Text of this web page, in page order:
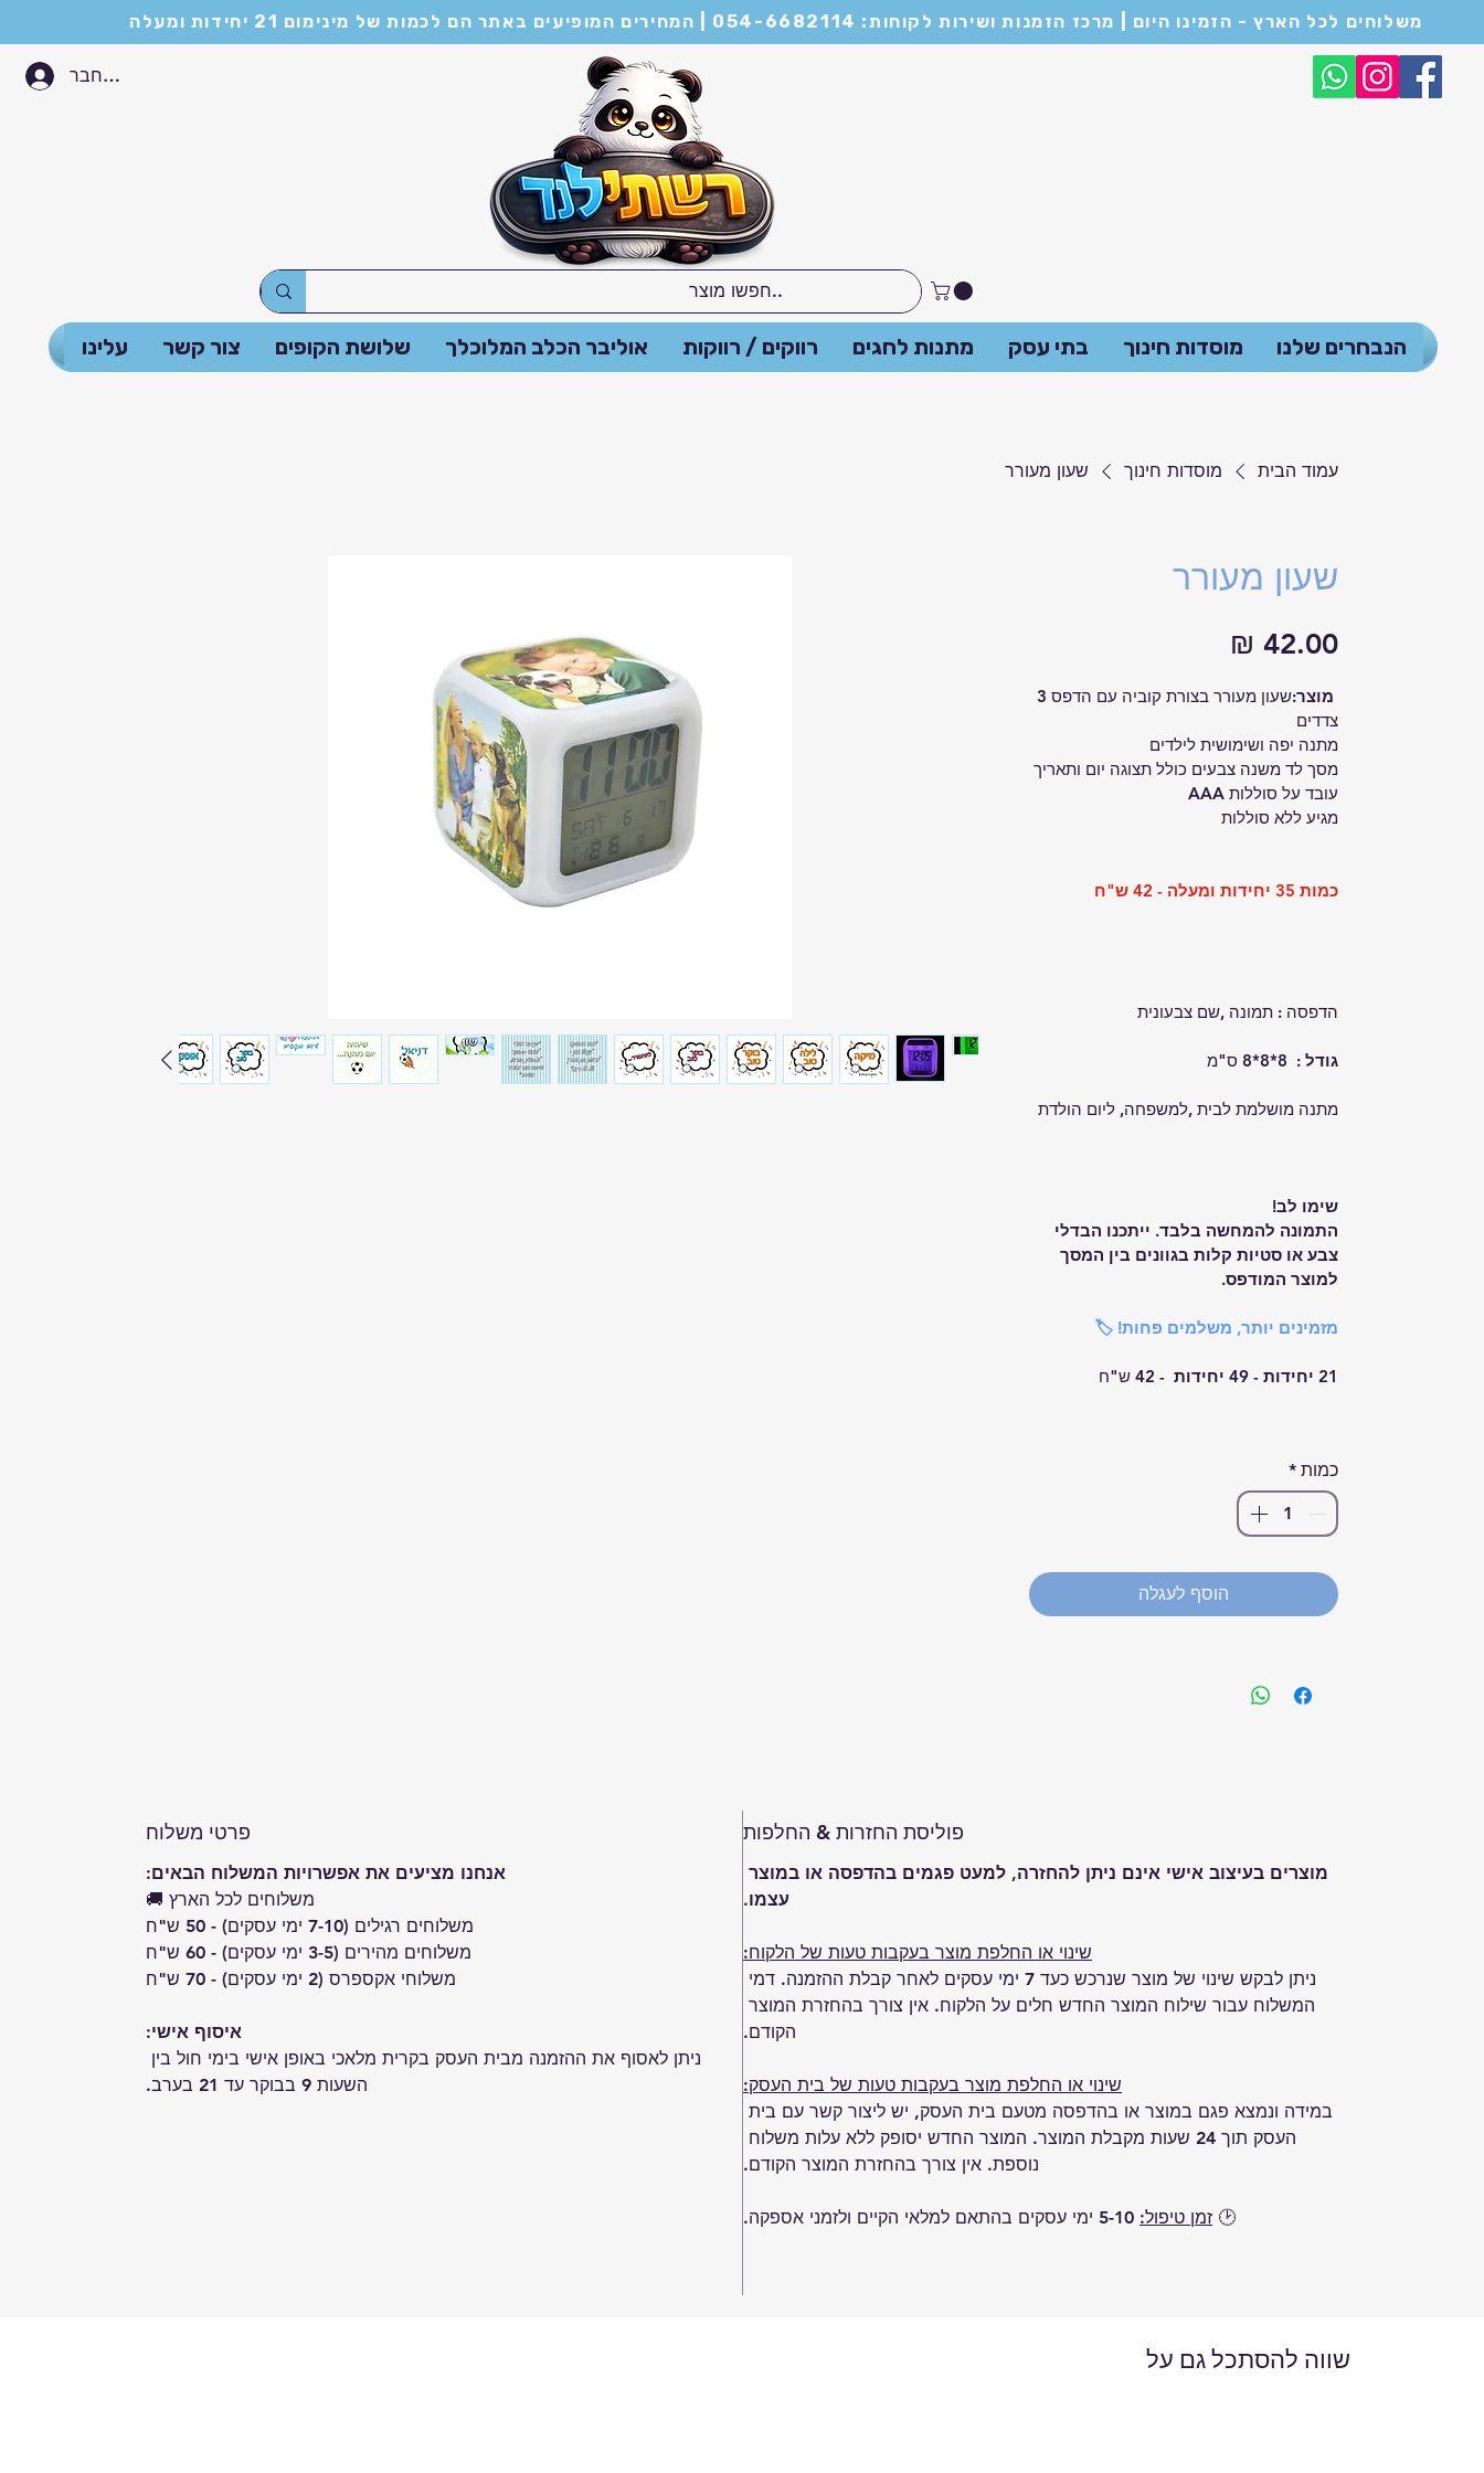
משלוחים לכל הארץ - הזמינו היום | מרכז הזמנות ושירות לקוחות: 054-6682114 | המחירים המופיעים באתר הם לכמות של מינימום 21 יחידות ומעלה
התחבר
הנבחרים שלנו מוסדות חינוך בתי עסק מתנות לחגים רווקים / רווקות אוליבר הכלב המלוכלך שלושת הקופים צור קשר עלינו
עמוד הבית מוסדות חינוך שעון מעורר
שעון מעורר
מוצר:
צדדים
מתנה יפה ושימושית לילדים
מסך לד משנה צבעים כולל תצוגה יום ותאריך
עובד על סוללות AAA
מגיע ללא סוללות
כמות 35 יחידות ומעלה - 42 ש"ח
הדפסה : תמונה ,שם צבעונית
גודל :
מתנה מושלמת לבית ,למשפחה, ליום הולדת
שימו לב!
התמונה להמחשה בלבד. ייתכנו הבדלי
צבע או סטיות קלות בגוונים בין המסך
למוצר המודפס.
מזמינים יותר, משלמים פחות! 🏷️
21 יחידות - 49 יחידות  - 42 ש"ח
כמות *
הוסף לעגלה
פוליסת החזרות & החלפות
מוצרים בעיצוב אישי אינם ניתן להחזרה, למעט פגמים בהדפסה או במוצר
עצמו.
שינוי או החלפת מוצר בעקבות טעות של הלקוח:
ניתן לבקש שינוי של מוצר שנרכש כעד 7 ימי עסקים לאחר קבלת ההזמנה. דמי
המשלוח עבור שילוח המוצר החדש חלים על הלקוח. אין צורך בהחזרת המוצר
הקודם.
שינוי או החלפת מוצר בעקבות טעות של בית העסק:
במידה ונמצא פגם במוצר או בהדפסה מטעם בית העסק, יש ליצור קשר עם בית
העסק תוך 24 שעות מקבלת המוצר. המוצר החדש יסופק ללא עלות משלוח
נוספת. אין צורך בהחזרת המוצר הקודם.
🕑 זמן טיפול:
פרטי משלוח
אנחנו מציעים את אפשרויות המשלוח הבאים:
משלוחים לכל הארץ 🚚
משלוחים רגילים (7-10 ימי עסקים) - 50 ש"ח
משלוחים מהירים (3-5 ימי עסקים) - 60 ש"ח
משלוחי אקספרס (2 ימי עסקים) - 70 ש"ח
איסוף אישי:
ניתן לאסוף את ההזמנה מבית העסק בקרית מלאכי באופן אישי בימי חול בין
השעות 9 בבוקר עד 21 בערב.
שווה להסתכל גם על